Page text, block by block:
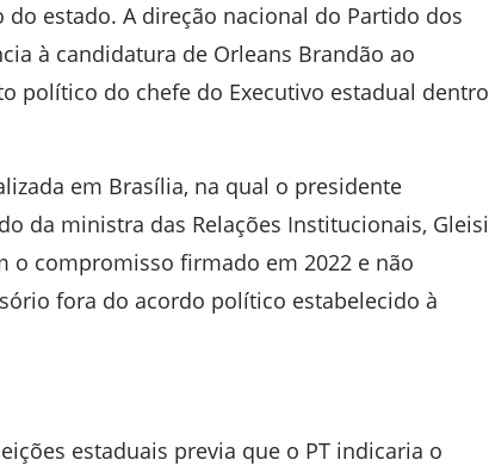
estado. A direção nacional do Partido dos
à candidatura de Orleans Brandão ao
político do chefe do Executivo estadual dentro
em Brasília, na qual o presidente
da ministra das Relações Institucionais, Gleisi
compromisso firmado em 2022 e não
fora do acordo político estabelecido à
estaduais previa que o PT indicaria o